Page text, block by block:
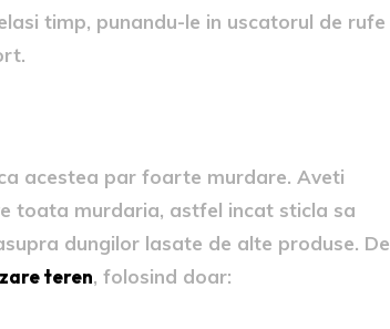
timp, punandu-le in uscatorul de rufe
acestea par foarte murdare. Aveti
toata murdaria, astfel incat sticla sa
dungilor lasate de alte produse. De
teren, folosind doar: